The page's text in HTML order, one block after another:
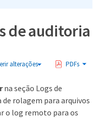
de auditoria
alterações PDFs
na seção Logs de
rolagem para arquivos
o log remoto para os